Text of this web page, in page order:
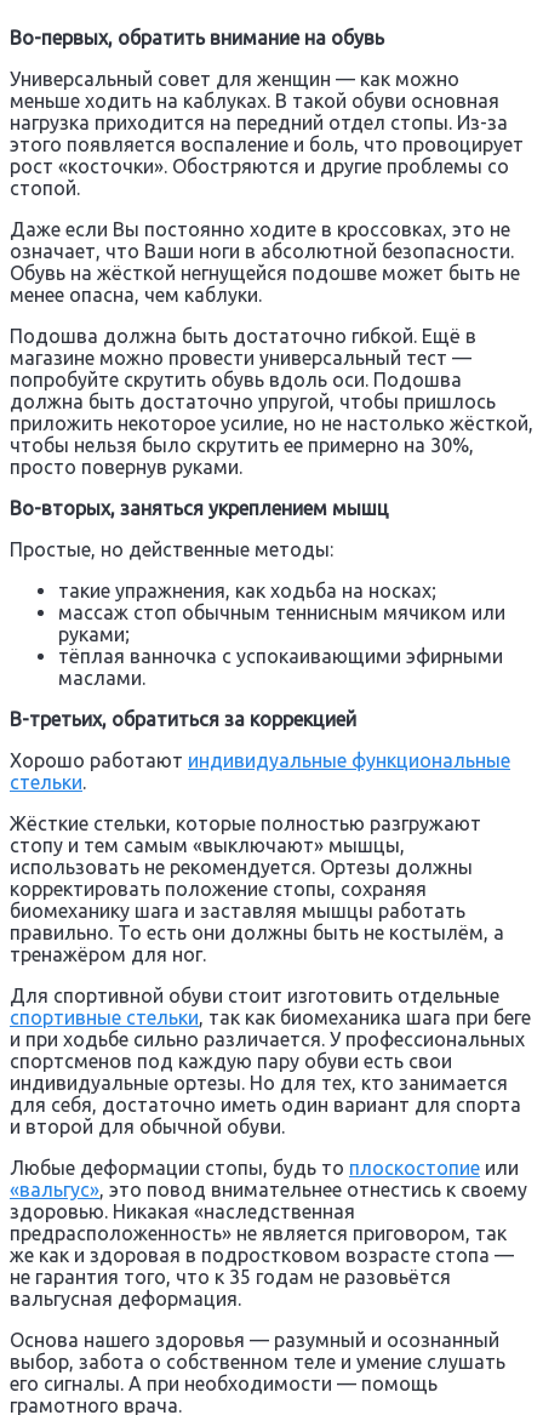
Во-первых, обратить внимание на обувь
Универсальный совет для женщин — как можно
меньше ходить на каблуках. В такой обуви основная
нагрузка приходится на передний отдел стопы. Из-за
этого появляется воспаление и боль, что провоцирует
рост «косточки». Обостряются и другие проблемы со
стопой.
Даже если Вы постоянно ходите в кроссовках, это не
означает, что Ваши ноги в абсолютной безопасности.
Обувь на жёсткой негнущейся подошве может быть не
менее опасна, чем каблуки.
Подошва должна быть достаточно гибкой. Ещё в
магазине можно провести универсальный тест —
попробуйте скрутить обувь вдоль оси. Подошва
должна быть достаточно упругой, чтобы пришлось
приложить некоторое усилие, но не настолько жёсткой,
чтобы нельзя было скрутить ее примерно на 30%,
просто повернув руками.
Во-вторых, заняться укреплением мышц
Простые, но действенные методы:
такие упражнения, как ходьба на носках;
массаж стоп обычным теннисным мячиком или
руками;
тёплая ванночка с успокаивающими эфирными
маслами.
В-третьих, обратиться за коррекцией
Хорошо работают индивидуальные функциональные
стельки.
Жёсткие стельки, которые полностью разгружают
стопу и тем самым «выключают» мышцы,
использовать не рекомендуется. Ортезы должны
корректировать положение стопы, сохраняя
биомеханику шага и заставляя мышцы работать
правильно. То есть они должны быть не костылём, а
тренажёром для ног.
Для спортивной обуви стоит изготовить отдельные
спортивные стельки, так как биомеханика шага при беге
и при ходьбе сильно различается. У профессиональных
спортсменов под каждую пару обуви есть свои
индивидуальные ортезы. Но для тех, кто занимается
для себя, достаточно иметь один вариант для спорта
и второй для обычной обуви.
Любые деформации стопы, будь то плоскостопие или
«вальгус», это повод внимательнее отнестись к своему
здоровью. Никакая «наследственная
предрасположенность» не является приговором, так
же как и здоровая в подростковом возрасте стопа —
не гарантия того, что к 35 годам не разовьётся
вальгусная деформация.
Основа нашего здоровья — разумный и осознанный
выбор, забота о собственном теле и умение слушать
его сигналы. А при необходимости — помощь
грамотного врача.